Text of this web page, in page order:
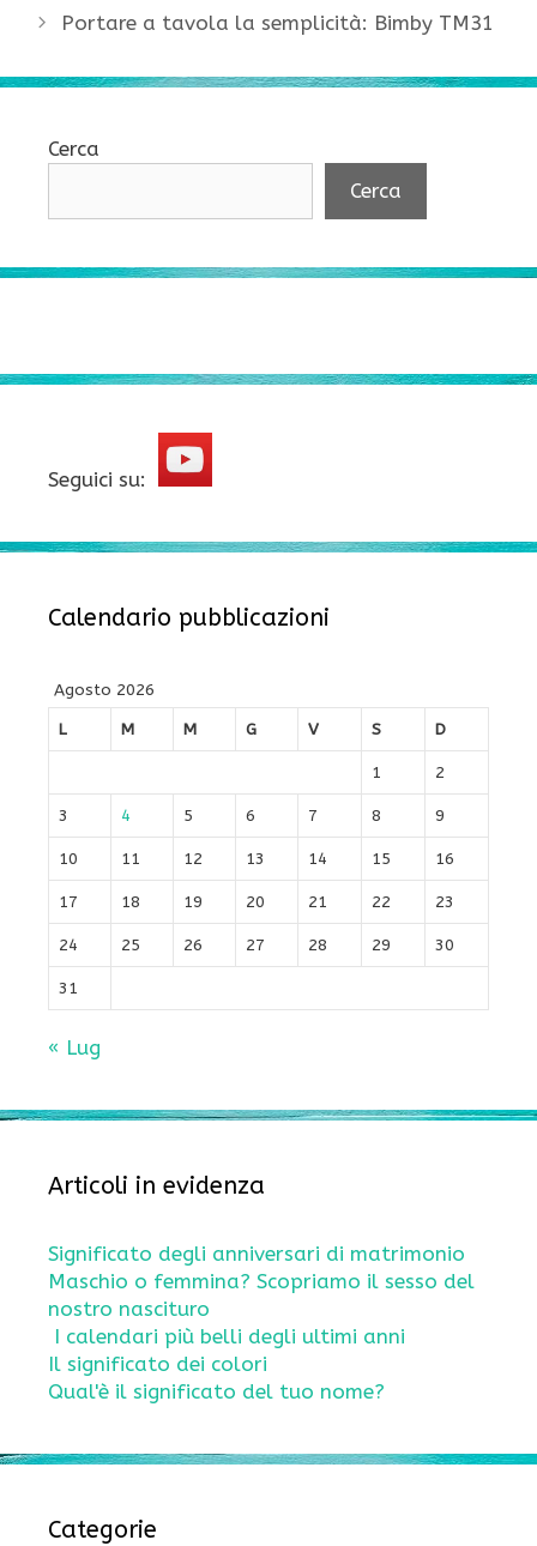
Portare a tavola la semplicità: Bimby TM31
Cerca
Cerca
Seguici su:
Calendario pubblicazioni
Agosto 2026
L
M M G V S D
1 2
3 4 5 6 7 8 9
10 11 12 13 14 15 16
17 18 19 20 21 22 23
24 25 26 27 28 29 30
31
« Lug
Articoli in evidenza
Significato degli anniversari di matrimonio
Maschio o femmina? Scopriamo il sesso del
nostro nascituro
I calendari più belli degli ultimi anni
Il significato dei colori
Qual'è il significato del tuo nome?
Categorie